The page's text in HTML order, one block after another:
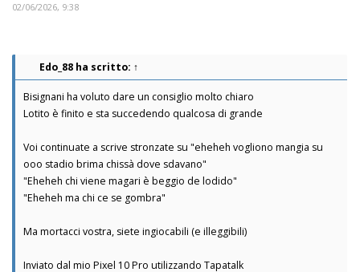
02/06/2026, 9:38
Edo_88 ha scritto: ↑
Bisignani ha voluto dare un consiglio molto chiaro
Lotito è finito e sta succedendo qualcosa di grande
Voi continuate a scrive stronzate su "eheheh vogliono mangia su
ooo stadio brima chissà dove sdavano"
"Eheheh chi viene magari è beggio de lodido"
"Eheheh ma chi ce se gombra"
Ma mortacci vostra, siete ingiocabili (e illeggibili)
Inviato dal mio Pixel 10 Pro utilizzando Tapatalk